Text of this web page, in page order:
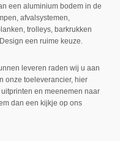
een aluminium bodem in de
afvalsystemen,
trolleys, barkrukken
een ruime keuze.
leveren raden wij u aan
onze toeleverancier, hier
en meenemen naar
dan een kijkje op ons